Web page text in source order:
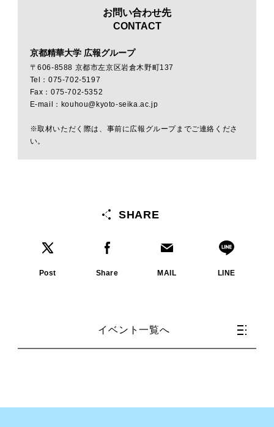
お問い合わせ先
CONTACT
京都精華大学 広報グループ
〒606-8588 京都市左京区岩倉木野町137
Tel：075-702-5197
Fax：075-702-5352
E-mail：kouhou@kyoto-seika.ac.jp
※取材いただく際は、事前に広報グループまでご連絡くださ
い。
SHARE
Post Share MAIL LINE
イベント一覧へ